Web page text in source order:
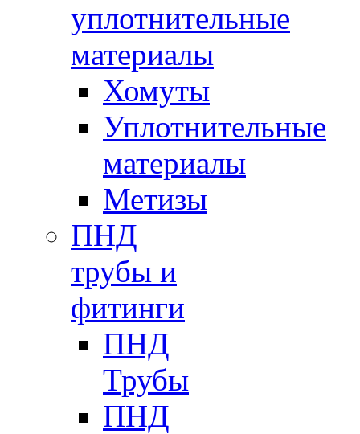
уплотнительные
материалы
Хомуты
Уплотнительные
материалы
Метизы
ПНД
трубы и
фитинги
ПНД
Трубы
ПНД